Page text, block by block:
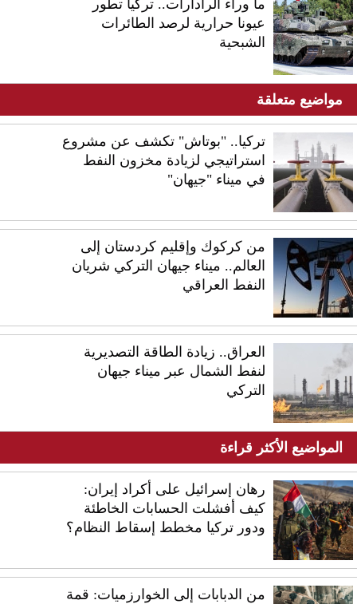
ما وراء الرادارات.. تركيا تطور
عيونا حرارية لرصد الطائرات
الشبحية
مواضيع متعلقة
تركيا.. "بوتاش" تكشف عن مشروع
استراتيجي لزيادة مخزون النفط
في ميناء "جيهان"
من كركوك وإقليم كردستان إلى
العالم.. ميناء جيهان التركي شريان
النفط العراقي
العراق.. زيادة الطاقة التصديرية
لنفط الشمال عبر ميناء جيهان
التركي
المواضيع الأكثر قراءة
رهان إسرائيل على أكراد إيران:
كيف أفشلت الحسابات الخاطئة
ودور تركيا مخطط إسقاط النظام؟
من الدبابات إلى الخوارزميات: قمة